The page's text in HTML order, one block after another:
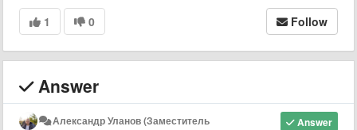
1 0 Follow
Answer
Answer
Александр Уланов (Заместитель